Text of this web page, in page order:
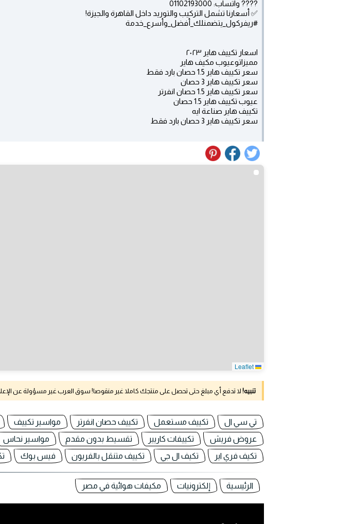
???? واتساب: 01102193000
✅ أسعارنا تشمل التركيب والتوريد داخل القاهرة والجيزة!
#ريفركول_يتضمنلك_أفضل_وأسرع_خدمة
اسعار تكييف هاير ٢٠٢٣
مميزاتوعيوب مكيف هاير
سعر تكييف هاير 1.5 حصان بارد فقط
سعر تكييف هاير 3 حصان
سعر تكييف هاير 1.5 حصان انفرتر
عيوب تكييف هاير 1.5 حصان
تكييف هاير صناعة ايه
سعر تكييف هاير 3 حصان بارد فقط
تنبيه!لا تدفع أي مبلغ حتى تحصل على منتجك كاملا غير منقوصا! سوق العرب غير مسؤولة عن
تي سي ال تكييف مستعمل تكييف حصان انفرتر مواسير تكييف
عروض فريش
تكييفات كاريير تقسيط بدون مقدم مواسير نحاس
تكيف فري اير
تكيف ال جي تكييف متنقل بالفريون فيس بوك
الرئيسية إلكترونيات مكيفات هوائية في مصر